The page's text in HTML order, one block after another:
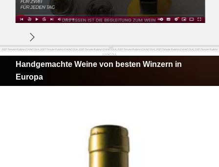
2021 Tenute Rubino GIANCOLA, 2021 Tenute Rubino GIANCOLA, 2021 Tenute Rubino GIANCOLA, 2021 Tenute Rubino GIANCOLA, 2021 Tenute Rubino GIANCOLA, 2021 Tenute Rubino
GIANCOLA,
Handgemachte Weine von besten Winzern in
Europa